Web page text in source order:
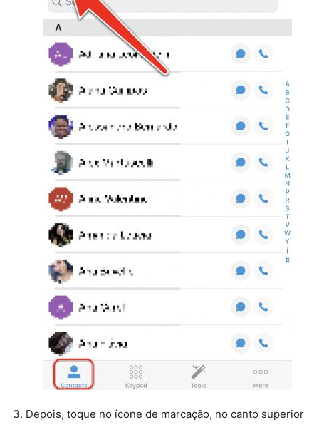
Depois, toque no ícone de marcação, no canto superior